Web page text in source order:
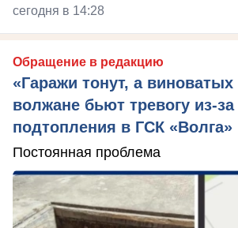
сегодня в 14:28
Обращение в редакцию
«Гаражи тонут, а виноватых
волжане бьют тревогу из-
подтопления в ГСК «Волга»
Постоянная проблема